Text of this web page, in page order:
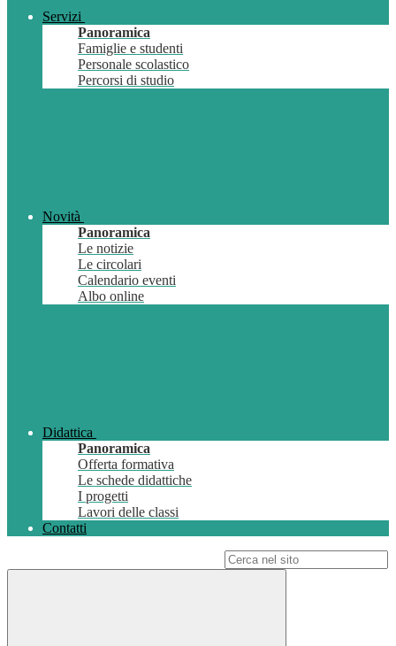
Servizi
Panoramica
Famiglie e studenti
Personale scolastico
Percorsi di studio
Novità
Panoramica
Le notizie
Le circolari
Calendario eventi
Albo online
Didattica
Panoramica
Offerta formativa
Le schede didattiche
I progetti
Lavori delle classi
Contatti